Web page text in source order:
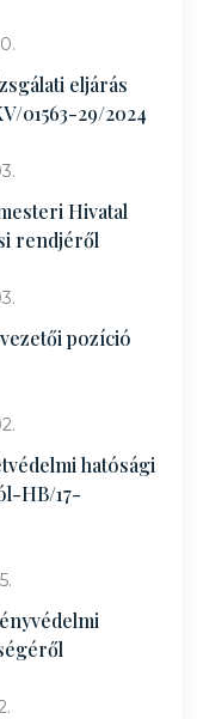
eljárás
01563-29/2024
Hivatal
rendjéről
pozíció
hatósági
HB/17-